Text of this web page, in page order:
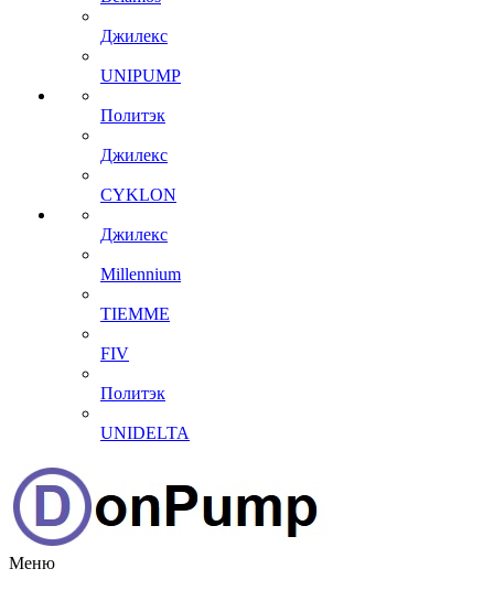
Джилекс
UNIPUMP
Политэк
Джилекс
CYKLON
Джилекс
Millennium
TIEMME
FIV
Политэк
UNIDELTA
Меню